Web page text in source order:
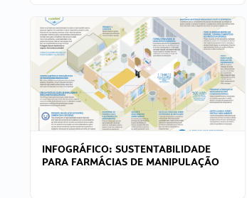
INFOGRÁFICO: SUSTENTABILIDADE
PARA FARMÁCIAS DE MANIPULAÇÃO